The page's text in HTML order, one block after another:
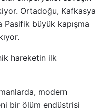
Ortadoğu, Kafkasya
Pasifik büyük kapışma
hareketin ilk
modern
bir ölüm endüstrisi